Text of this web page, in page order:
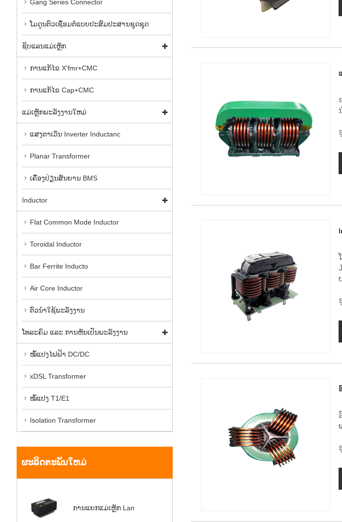
Gang Series Connector
ໂມດູນຕົວເຊື່ອມຕໍ່ແບບປະສົມປະສານຊຸດຊຸດ
ຊິບແລນແມ່ເຫຼັກ
ການແກ້ໄຂ X'fmr+CMC
ການແກ້ໄຂ Cap+CMC
ແມ່ເຫຼັກພະລັງງານໃຫມ່
ແສງຕາເວັນ Inverter Inductanc
Planar Transformer
ເຄື່ອງປ່ຽນສັນຍານ BMS
Inductor
Flat Common Mode Inductor
Toroidal Inductor
Bar Ferrite Inducto
Air Core Inductor
ຕົວ​ນໍາ​ໃຊ້​ພະ​ລັງ​ງານ​
ໂທລະຄົມ ແລະ ການຫັນເປັນພະລັງງານ
ໝໍ້ແປງໄຟຟ້າ DC/DC
xDSL Transformer
ໝໍ້ແປງ T1/E1
Isolation Transformer
ຜະລິດຕະພັນໃຫມ່
ການແຍກແມ່ເຫຼັກ Lan